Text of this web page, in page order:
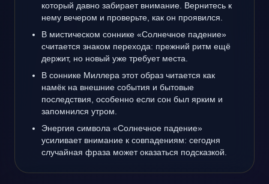
который давно забирает внимание. Вернитесь к
нему вечером и проверьте, как он проявился.
В мистическом соннике «Солнечное падение»
считается знаком перехода: прежний ритм ещё
держит, но новый уже требует места.
В соннике Миллера этот образ читается как
намёк на внешние события и бытовые
последствия, особенно если сон был ярким и
запомнился утром.
Энергия символа «Солнечное падение»
усиливает внимание к совпадениям: сегодня
случайная фраза может оказаться подсказкой.